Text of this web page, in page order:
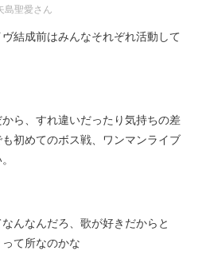
島聖愛さん
成前はみんなそれぞれ活動して
ら、すれ違いだったり気持ちの差
初めてのボス戦、ワンマンライブ
んなんだろ、歌が好きだからと
て所なのかな